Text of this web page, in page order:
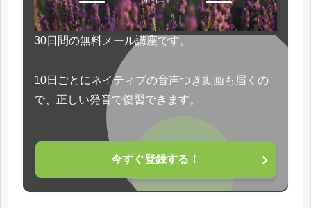
30日間の無料メール講座です。
10日ごとにネイティブの音声つき動画も届くの
で、正しい発音で復習できます。
今すぐ登録する！